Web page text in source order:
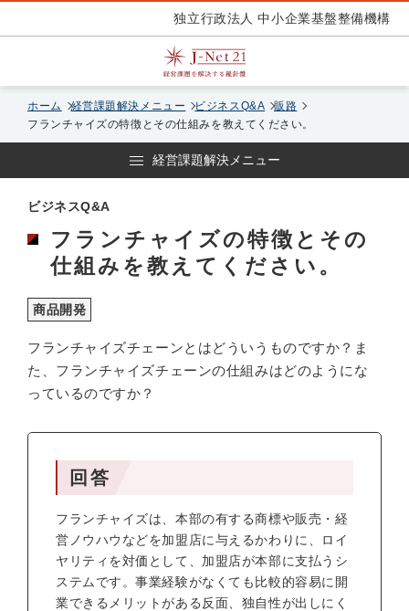
独立行政法人 中小企業基盤整備機構
ホーム 経営課題解決メニュー ビジネスQ&A
販路
フランチャイズの特徴とその仕組みを教えてください。
経営課題解決メニュー
ビジネスQ&A
フランチャイズの特徴とその
仕組みを教えてください。
商品開発
フランチャイズチェーンとはどういうものですか？ま
た、フランチャイズチェーンの仕組みはどのようにな
っているのですか？
回答
フランチャイズは、本部の有する商標や販売・経
営ノウハウなどを加盟店に与えるかわりに、ロイ
ヤリティを対価として、加盟店が本部に支払うシ
ステムです。事業経験がなくても比較的容易に開
業できるメリットがある反面、独自性が出しにく